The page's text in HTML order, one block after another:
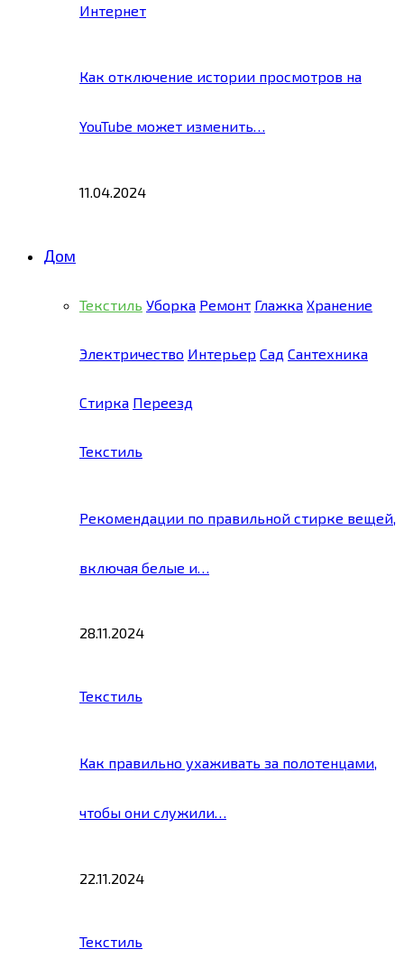
Интернет
Как отключение истории просмотров на
YouTube может изменить…
11.04.2024
Дом
Текстиль Уборка Ремонт Глажка Хранение
Электричество Интерьер Сад Сантехника
Стирка Переезд
Текстиль
Рекомендации по правильной стирке вещей,
включая белые и…
28.11.2024
Текстиль
Как правильно ухаживать за полотенцами,
чтобы они служили…
22.11.2024
Текстиль